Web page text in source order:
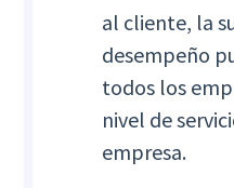
al cliente, la
desempeño
todos los
nivel de
empresa.